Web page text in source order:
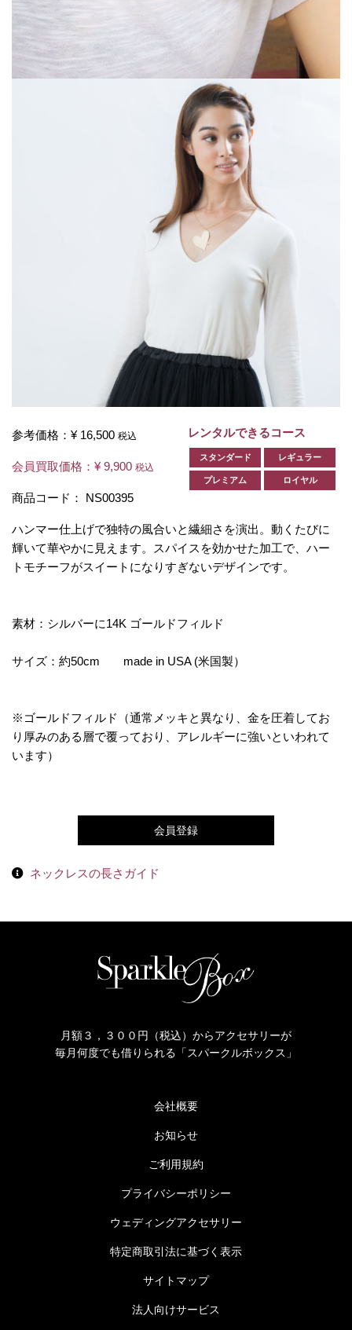
参考価格： ¥ 16,500 税込
会員買取価格： ¥ 9,900 税込
商品コード： NS00395
レンタルできるコース
スタンダード レギュラー
プレミアム ロイヤル
ハンマー仕上げで独特の風合いと繊細さを演出。動くたびに
輝いて華やかに見えます。スパイスを効かせた加工で、ハー
トモチーフがスイートになりすぎないデザインです。
素材：シルバーに14K ゴールドフィルド
サイズ：約50cm made in USA (米国製）
※ ゴールドフィルド
（通常メッキと異なり、金を圧着してお
り厚みのある層で覆っており、アレルギーに強いといわれて
います）
会員登録
ネックレスの長さガイド
月額３，３００円（税込）からアクセサリーが
毎月何度でも借りられる「スパークルボックス」
会社概要
お知らせ
ご利用規約
プライバシーポリシー
ウェディングアクセサリー
特定商取引法に基づく表示
サイトマップ
法人向けサービス